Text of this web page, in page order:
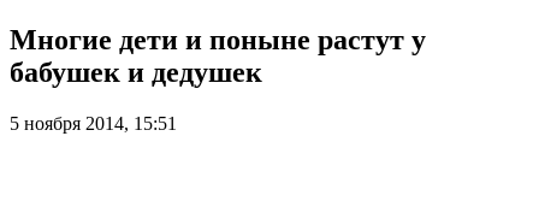
Многие дети и поныне растут у
бабушек и дедушек
5 ноября 2014, 15:51